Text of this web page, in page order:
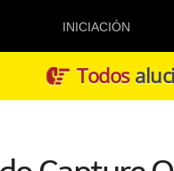
INICIACIÓN
Todos